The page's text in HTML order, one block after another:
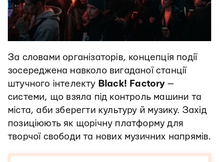
За словами організаторів, концепція події
зосереджена навколо вигаданої станції
штучного інтелекту Black! Factory —
системи, що взяла під контроль машини та
міста, аби зберегти культуру й музику. Захід
позиціюють як щорічну платформу для
творчої свободи та нових музичних напрямів.